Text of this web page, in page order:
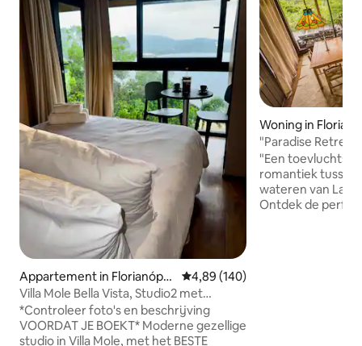
Appartement in Florianópoli
s
Gemiddelde beoordeling van
4,89 (140)
Villa Mole Bella Vista, Studio2 met
uitzicht/Jacuzzi/BBQ
*Controleer foto's en beschrijving
VOORDAT JE BOEKT* Moderne gezellige
studio in Villa Mole, met het BESTE
Woning in
"Paradise
uitzicht"
"Een
romantiek tussen
wateren van
Ontdek de